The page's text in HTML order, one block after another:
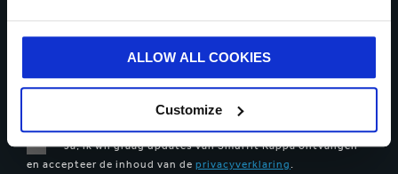
ALLOW ALL COOKIES
Customize
Je kunt maximaal 5 bestanden uploaden. Max (5 Mb) per
Ja, ik wil graag updates van Smurfit Kappa ontvangen
en accepteer de inhoud van de privacyverklaring.